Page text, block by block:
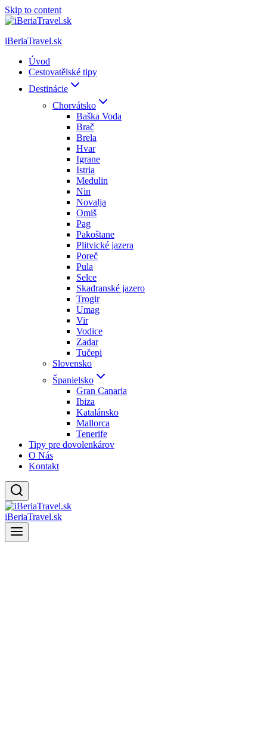
Skip to content
iBeriaTravel.sk
Úvod
Cestovatělské tipy
Destinácie
Chorvátsko
Baška Voda
Brač
Brela
Hvar
Igrane
Istria
Medulin
Nin
Novalja
Omiš
Pag
Pakoštane
Plitvické jazera
Poreč
Pula
Selce
Skadranské jazero
Trogir
Umag
Vir
Vodice
Zadar
Tučepi
Slovensko
Španielsko
Gran Canaria
Ibiza
Katalánsko
Mallorca
Tenerife
Tipy pre dovolenkárov
O Nás
Kontakt
iBeriaTravel.sk